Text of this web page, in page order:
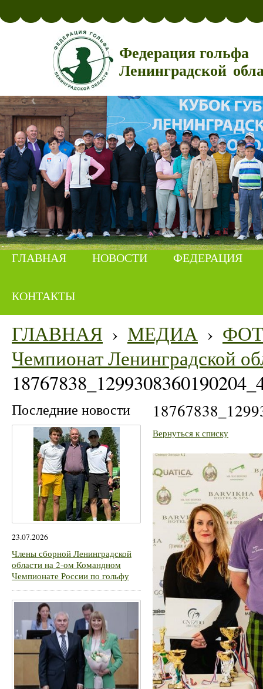
Федерация гольфа
Ленинградской
ГЛАВНАЯ НОВОСТИ ФЕДЕРАЦИЯ
КОНТАКТЫ
ГЛАВНАЯ › МЕДИА ›
Чемпионат Ленинградской
Последние новости
23.07.2026
Члены сборной Ленинградской
области на 2-ом Командном
Чемпионате России по гольфу
Вернуться к списку